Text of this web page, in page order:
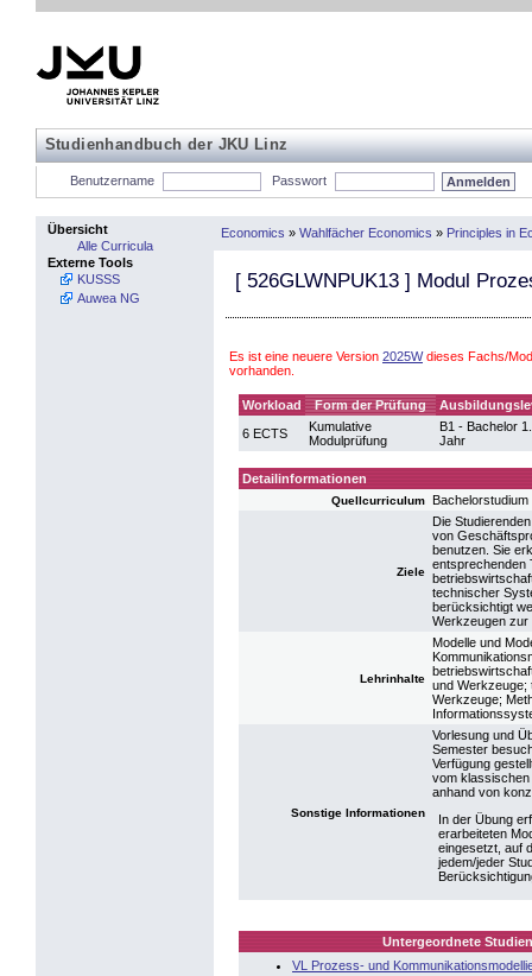
Studienhandbuch der JKU Linz
Benutzername Passwort
Übersicht
Alle Curricula
Externe Tools
KUSSS
Auwea NG
Economics » Wahlfächer Economics » Principles in
[ 526GLWNPUK13 ] Modul
Es ist eine neuere Version 2025Wdieses Fachs/
vorhanden.
Workload Form der Prüfung
6 ECTS
Kumulative
Modulprüfung
B1 - Bachelor 1.
Jahr
Detailinformationen
Quellcurriculum
Ziele
Die
von
benutzen. Sie
entsprechenden
technischer
berücksichtigt
Werkzeugen zur
Lehrinhalte
Modelle und
und Werkzeuge;
Werkzeuge;
Sonstige Informationen
Vorlesung und
Semester
Verfügung
vom klassischen
anhand von
In der Übung
erarbeiteten
eingesetzt, auf
jedem/jeder
Untergeordnete
VL Prozess- und